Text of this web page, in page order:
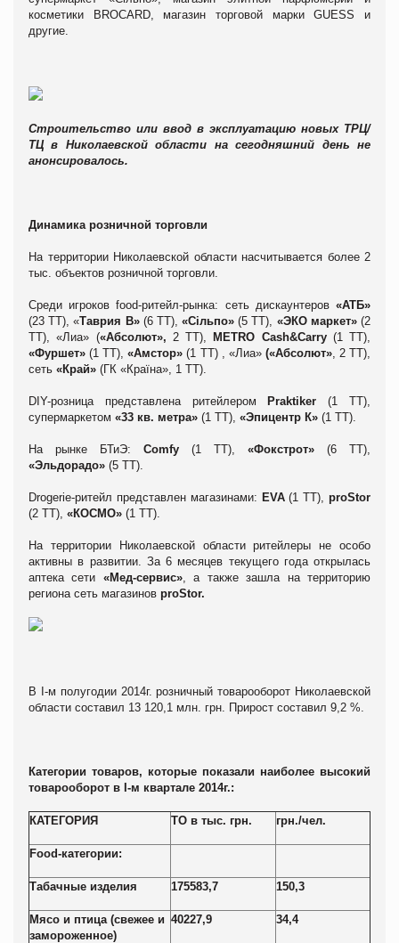
косметики BROCARD, магазин торговой марки GUESS и
другие.
Строительство или ввод в эксплуатацию новых ТРЦ/
ТЦ в Николаевской области на сегодняшний день не
анонсировалось.
Динамика розничной торговли
На территории Николаевской области насчитывается более 2
тыс. объектов розничной торговли.
Среди игроков food-ритейл-рынка: сеть дискаунтеров «АТБ»
(23 ТТ), «Таврия В»(6 ТТ),«Сільпо» (5 ТТ), «ЭКО маркет»(2
ТТ), «Лиа» («Абсолют», 2 ТТ),METRO Cash&Carry(1 ТТ),
«Фуршет» (1 ТТ),«Амстор» (1 ТТ) , «Лиа» («Абсолют», 2 ТТ),
сеть «Край» (ГК «Країна», 1 ТТ).
DIY-розница представлена ритейлеромPraktiker (1 ТТ),
супермаркетом «33 кв. метра» (1 ТТ), «Эпицентр К» (1 ТТ).
На рынке БТиЭ: Comfy (1 ТТ), «Фокстрот» (6 ТТ),
«Эльдорадо» (5 ТТ).
Drogerie-ритейл представлен магазинами: EVA(1 ТТ), proStor
(2 ТТ), «КОСМО» (1 ТТ).
На территории Николаевской области ритейлеры не особо
активны в развитии. За 6 месяцев текущего года открылась
аптека сети «Мед-сервис», а также зашла на территорию
региона сеть магазинов proStor.
В I-м полугодии 2014г. розничный товарооборот Николаевской
области составил 13 120,1 млн. грн. Прирост составил 9,2 %.
Категории товаров, которые показали наиболее высокий
товарооборот в I-м квартале 2014г.:
КАТЕГОРИЯ ТО в тыс. грн. грн./чел.
Food-категории:
Табачные изделия 175583,7 150,3
Мясо и птица (свежее и
замороженное)
40227,9 34,4